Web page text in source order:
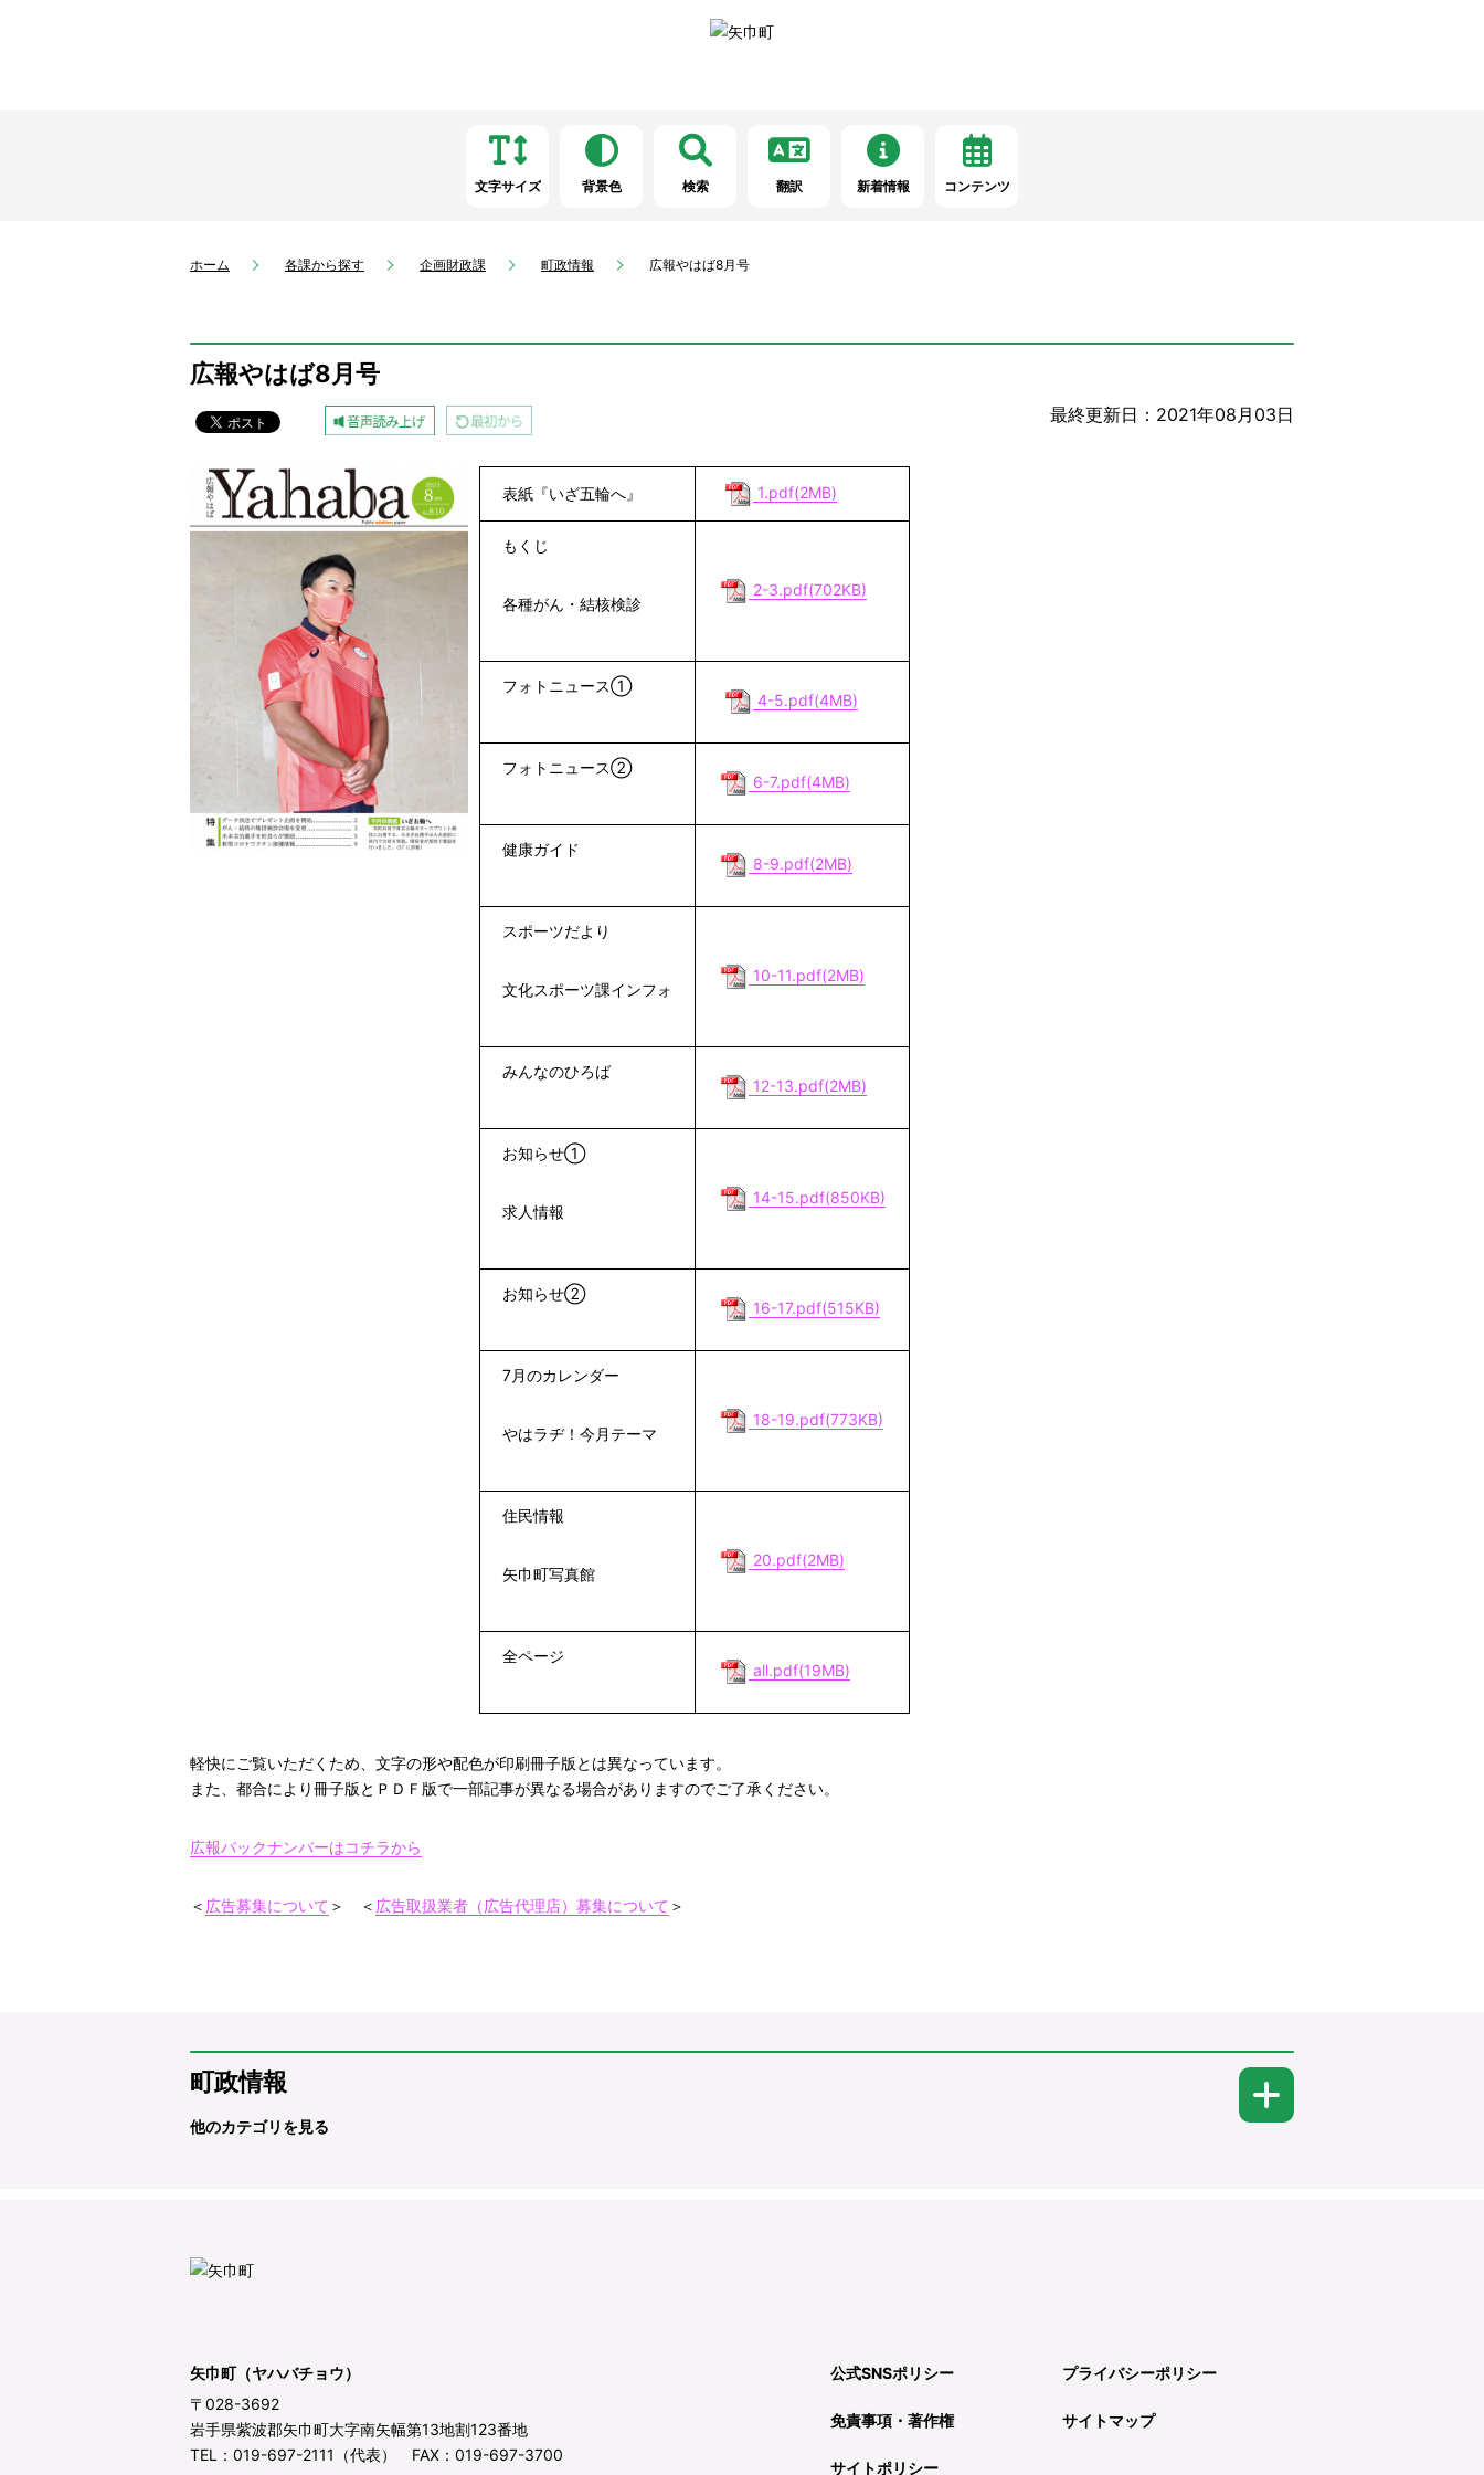
文字サイズ 背景色 検索 翻訳 新着情報 コンテンツ
ホーム 各課から探す 企画財政課 町政情報 広報やはば8月号
広報やはば8月号
最終更新日：2021年08月03日
表紙『いざ五輪へ』 1.pdf(2MB)
もくじ
各種がん・結核検診
2-3.pdf(702KB)
フォトニュース①
4-5.pdf(4MB)
フォトニュース②
6-7.pdf(4MB)
健康ガイド
8-9.pdf(2MB)
スポーツだより
文化スポーツ課インフォ
10-11.pdf(2MB)
みんなのひろば
12-13.pdf(2MB)
お知らせ①
求人情報
14-15.pdf(850KB)
お知らせ②
16-17.pdf(515KB)
7月のカレンダー
やはラヂ！今月テーマ
18-19.pdf(773KB)
住民情報
矢巾町写真館
20.pdf(2MB)
全ページ
all.pdf(19MB)
軽快にご覧いただくため、文字の形や配色が印刷冊子版とは異なっています。
また、都合により冊子版とＰＤＦ版で一部記事が異なる場合がありますのでご了承ください。
広報バックナンバーはコチラから
＜ 広告募集について ＞ ＜ 広告取扱業者（広告代理店）募集について ＞
町政情報
他のカテゴリを見る
矢巾町（ヤハバチョウ）
〒028-3692
岩手県紫波郡矢巾町大字南矢幅第13地割123番地
TEL：019-697-2111（代表） FAX：019-697-3700
公式SNSポリシー プライバシーポリシー
免責事項・著作権 サイトマップ
サイトポリシー